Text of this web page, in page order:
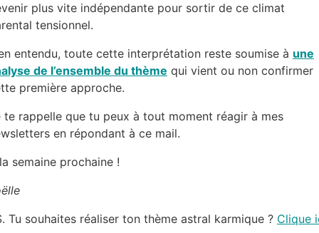
plus vite indépendante pour sortir de ce climat
tensionnel.
entendu, toute cette interprétation reste soumise à une
de l’ensemble du thème qui vient ou non confirmer
première approche.
te rappelle que tu peux à tout moment réagir à mes
en répondant à ce mail.
semaine prochaine !
Tu souhaites réaliser ton thème astral karmique ? Clique